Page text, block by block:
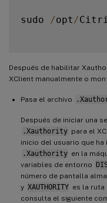
sudo /opt /
Después de habilitar
XClient manualmente o
Pasa el archivo
Después de iniciar una
.Xauthority para el
inicio del usuario que
.Xauthority en la
variables de entorno
número de pantalla
y XAUTHORITY es la ruta
consulta el siguiente